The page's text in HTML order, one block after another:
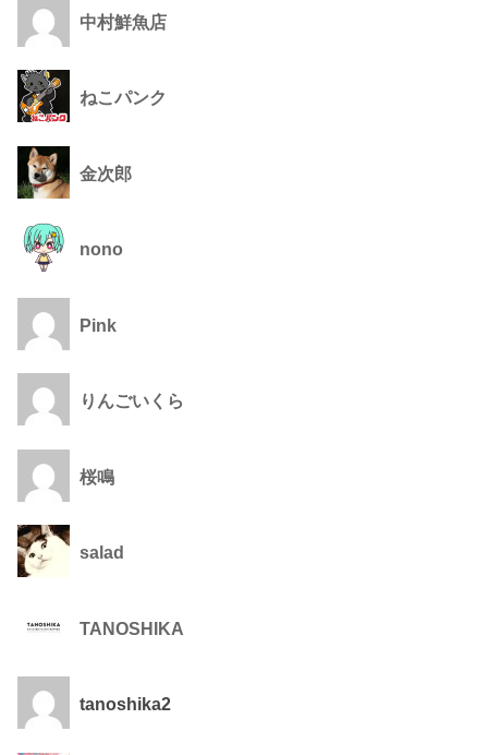
中村鮮魚店
ねこパンク
金次郎
nono
Pink
りんごいくら
桜鳴
salad
TANOSHIKA
tanoshika2